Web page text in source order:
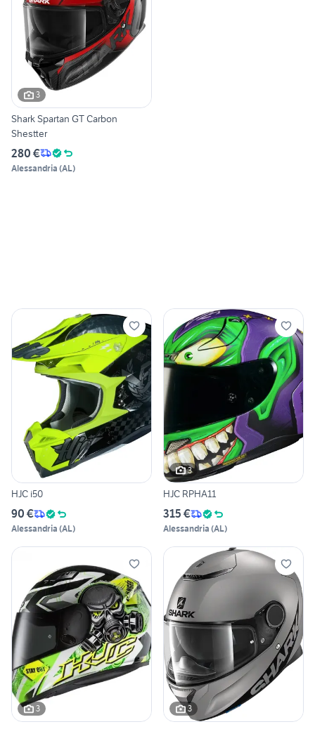
3
Shark Spartan GT Carbon
Shestter
280 €
Alessandria (AL)
HJC i50
90 €
Alessandria (AL)
3
HJC RPHA11
315 €
Alessandria (AL)
3 3